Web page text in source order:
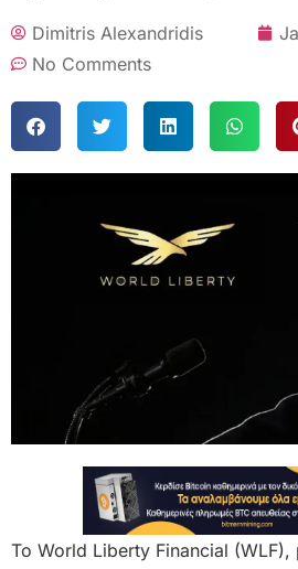
Dimitris Alexandridis
No Comments
Το World Liberty Financial (WLF),